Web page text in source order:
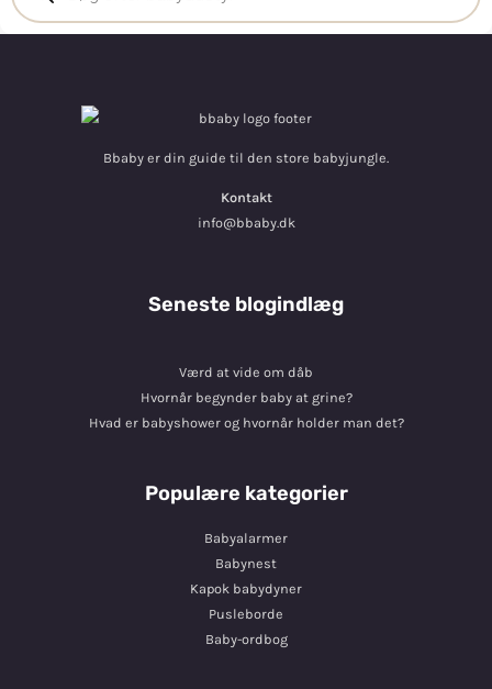
Bbaby er din guide til den store babyjungle.
Kontakt
info@bbaby.dk
Seneste blogindlæg
Værd at vide om dåb
Hvornår begynder baby at grine?
Hvad er babyshower og hvornår holder man det?
Populære kategorier
Babyalarmer
Babynest
Kapok babydyner
Pusleborde
Baby-ordbog